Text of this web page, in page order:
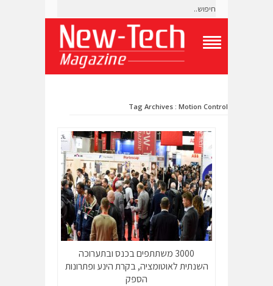
g
e
a
g
a
t
i
o
n
M
e
Tag Archives : Motion Control
3000 משתתפים בכנס ובתערוכה
השנתית לאוטומציה, בקרת הינע ופתרונות
הספק